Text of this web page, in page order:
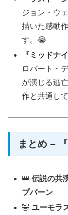
ジョン・ウ
描いた感動
す。😭
『ミッドナ
ロバート・
が演じる逃
作と共通し
まとめ –
👑伝説の共
プバーン
🤣ユーモラ